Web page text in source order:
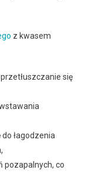
z kwasem
się
łagodzenia
pozapalnych, co